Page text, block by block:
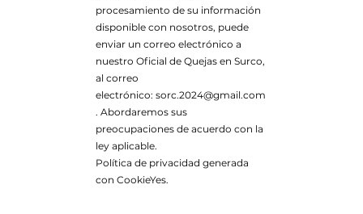
procesamiento de su información
disponible con nosotros, puede
enviar un correo electrónico a
nuestro Oficial de Quejas en Surco,
al correo
electrónico: sorc.2024@gmail.com
. Abordaremos sus
preocupaciones de acuerdo con la
ley aplicable.
Política de privacidad generada
con CookieYes.